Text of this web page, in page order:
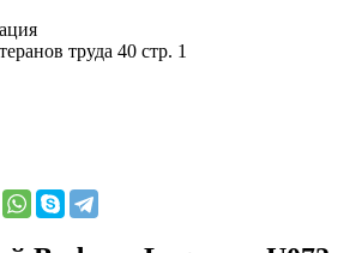
труда 40 стр. 1